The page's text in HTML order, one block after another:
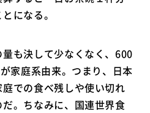
になる。
も決して少なくなく、600
家庭系由来。つまり、日本
での食べ残しや使い切れ
。ちなみに、国連世界食